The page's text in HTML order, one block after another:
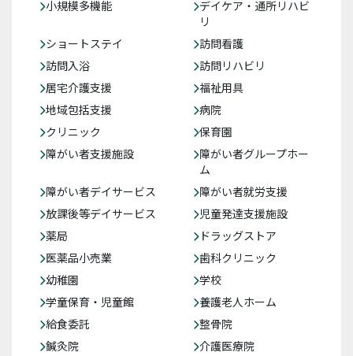
小規模多機能
デイケア・通所リハビ
リ
ショートステイ
訪問看護
訪問入浴
訪問リハビリ
居宅介護支援
福祉用具
地域包括支援
病院
クリニック
保育園
障がい者支援施設
障がい者グループホー
ム
障がい者デイサービス
障がい者就労支援
放課後等デイサービス
児童発達支援施設
薬局
ドラッグストア
医薬品小売業
歯科クリニック
幼稚園
学校
学童保育・児童館
養護老人ホーム
給食委託
整骨院
鍼灸院
介護医療院